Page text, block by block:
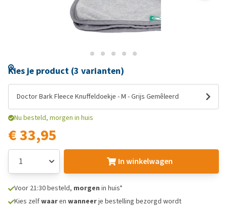
Kies je product (3 varianten)
Doctor Bark Fleece Knuffeldoekje - M - Grijs Gemêleerd
Nu besteld, morgen in huis
€ 33,95
In winkelwagen
Voor 21:30 besteld, morgen in huis*
Kies zelfwaaren wanneerje bestelling bezorgd wordt